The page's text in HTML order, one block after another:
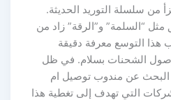
من سلسلة التوريد الحديثة.
“السلمة” و”الرقة” زاد من
هذا التوسع معرفة دقيقة
الشحنات بسلام. في ظل
البحث عن مندوب توصيل ام
التي تهدف إلى تغطية هذا